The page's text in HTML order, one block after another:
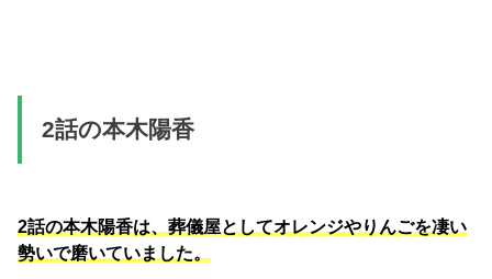
2話の本木陽香
2話の本木陽香は、葬儀屋としてオレンジやりんごを凄い
勢いで磨いていました。